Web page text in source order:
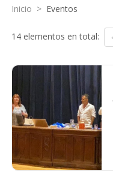
Inicio > Eventos
14 elementos en total: